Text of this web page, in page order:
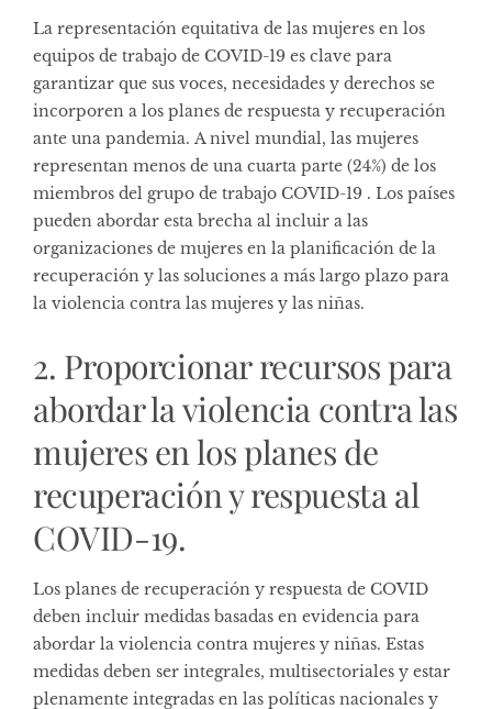
La representación equitativa de las mujeres en los
equipos de trabajo de COVID-19 es clave para
garantizar que sus voces, necesidades y derechos se
incorporen a los planes de respuesta y recuperación
ante una pandemia. A nivel mundial, las mujeres
representan menos de una cuarta parte (24%) de los
miembros del grupo de trabajo COVID-19 . Los países
pueden abordar esta brecha al incluir a las
organizaciones de mujeres en la planificación de la
recuperación y las soluciones a más largo plazo para
la violencia contra las mujeres y las niñas.
2. Proporcionar recursos para
abordar la violencia contra las
mujeres en los planes de
recuperación y respuesta al
COVID-19.
Los planes de recuperación y respuesta de COVID
deben incluir medidas basadas en evidencia para
abordar la violencia contra mujeres y niñas. Estas
medidas deben ser integrales, multisectoriales y estar
plenamente integradas en las políticas nacionales y